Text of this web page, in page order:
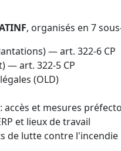
, organisés en 7
— art. 322-6 CP
— art. 322-5 CP
(OLD)
accès et mesures
et lieux de travail
de lutte contre l'incendie